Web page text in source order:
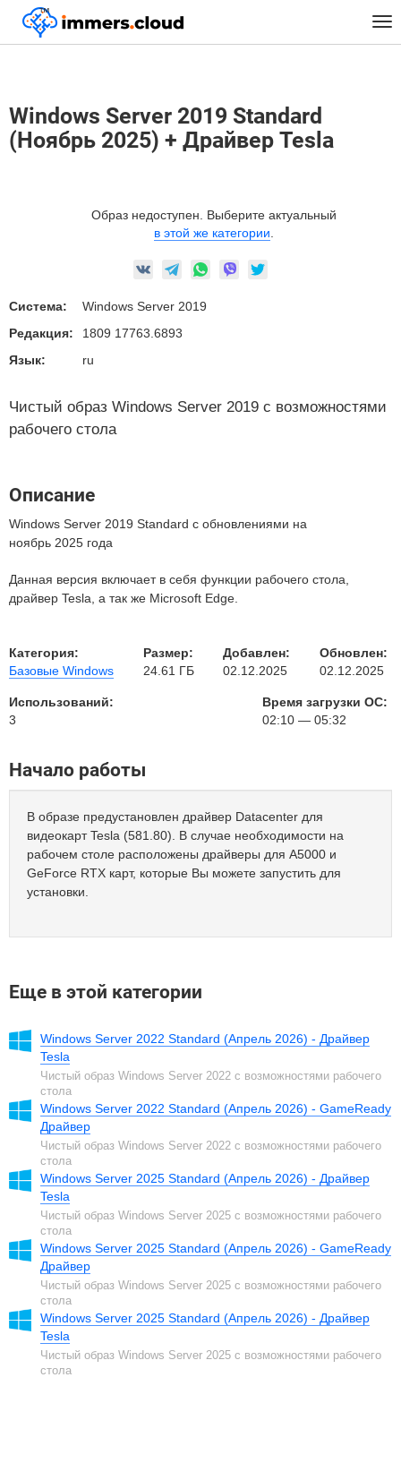
™
Главная Предустановленные Образы
Windows Server 2019 Standard (Ноябрь 2025) + Драйвер Tesla
Windows Server 2019 Standard
(Ноябрь 2025) + Драйвер Tesla
Образ недоступен. Выберите актуальный
в этой же категории
Система:
Windows Server 2019
Редакция:
1809 17763.6893
Язык:
ru
Чистый образ Windows Server 2019 с возможностями
рабочего стола
Описание
Windows Server 2019 Standard с обновлениями на
ноябрь 2025 года
Данная версия включает в себя функции рабочего стола,
драйвер Tesla, а так же Microsoft Edge.
Категория:
Базовые Windows
Размер:
24.61 ГБ
Добавлен:
02.12.2025
Обновлен:
02.12.2025
Использований:
3
Время загрузки ОС:
02:10 — 05:32
Начало работы
В образе предустановлен драйвер Datacenter для
видеокарт Tesla (581.80). В случае необходимости на
рабочем столе расположены драйверы для A5000 и
GeForce RTX карт, которые Вы можете запустить для
установки.
Еще в этой категории
Windows Server 2022 Standard (Апрель 2026) - Драйвер
Tesla
Чистый образ Windows Server 2022 с возможностями рабочего
стола
Windows Server 2022 Standard (Апрель 2026) - GameReady
Драйвер
Чистый образ Windows Server 2022 с возможностями рабочего
стола
Windows Server 2025 Standard (Апрель 2026) - Драйвер
Tesla
Чистый образ Windows Server 2025 с возможностями рабочего
стола
Windows Server 2025 Standard (Апрель 2026) - GameReady
Драйвер
Чистый образ Windows Server 2025 с возможностями рабочего
стола
Windows Server 2025 Standard (Апрель 2026) - Драйвер
Tesla
Чистый образ Windows Server 2025 с возможностями рабочего
стола